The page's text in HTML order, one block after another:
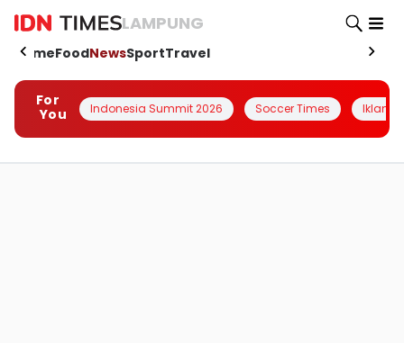
LAMPUNG
HomeFoodNewsSportTravel
For
You
Indonesia Summit 2026 Soccer Times Iklanin